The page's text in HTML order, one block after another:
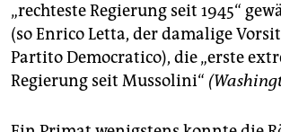
„rechteste Regierung seit 1945“
(so Enrico Letta, der damalige
Partito Democratico), die „erste
Regierung seit Mussolini“